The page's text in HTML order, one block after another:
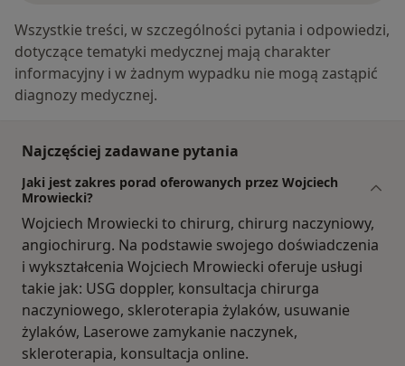
Wszystkie treści, w szczególności pytania i odpowiedzi,
dotyczące tematyki medycznej mają charakter
informacyjny i w żadnym wypadku nie mogą zastąpić
diagnozy medycznej.
Najczęściej zadawane pytania
Jaki jest zakres porad oferowanych przez Wojciech
Mrowiecki?
Wojciech Mrowiecki to chirurg, chirurg naczyniowy,
angiochirurg. Na podstawie swojego doświadczenia
i wykształcenia Wojciech Mrowiecki oferuje usługi
takie jak: USG doppler, konsultacja chirurga
naczyniowego, skleroterapia żylaków, usuwanie
żylaków, Laserowe zamykanie naczynek,
skleroterapia, konsultacja online.